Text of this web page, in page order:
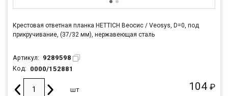
Крестовая ответная планка HETTICH Веосис / Veosys, D=0, под
прикручивание, (37/32 мм), нержавеющая сталь
Артикул: 9289598
Код: 0000/152881
104 ₽
шт